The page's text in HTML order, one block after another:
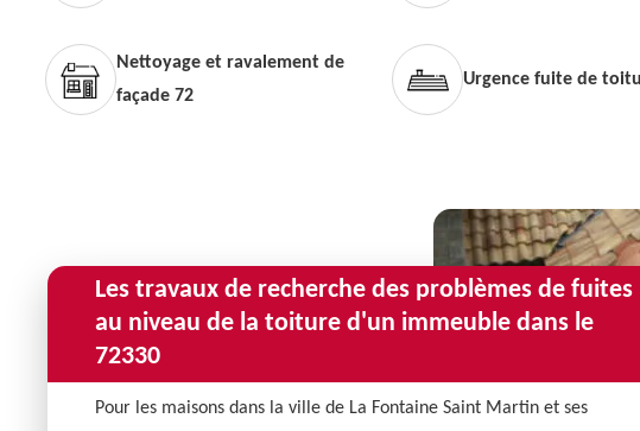
Nettoyage et ravalement de
façade 72
Urgence fuite de
Les travaux de recherche des problèmes de fuites
au niveau de la toiture d'un immeuble dans le
72330
Pour les maisons dans la ville de La Fontaine Saint Martin et ses